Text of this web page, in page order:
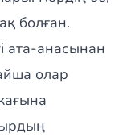
болған.
ата-анасынан
олар